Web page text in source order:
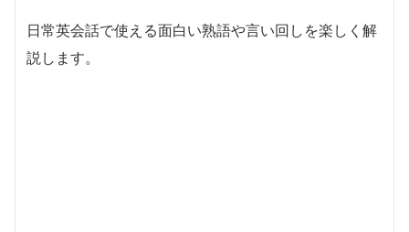
日常英会話で使える面白い熟語や言い回しを楽しく解
説します。